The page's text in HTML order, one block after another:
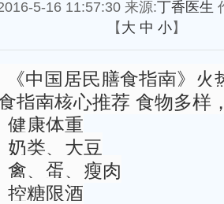
5-16 11:57:30 来源:丁香医生
【 大 中 小】
《中国居民膳食指南》火
指南核心推荐 食物多样
健康体重
奶类、大豆
禽、蛋、瘦肉
控糖限酒